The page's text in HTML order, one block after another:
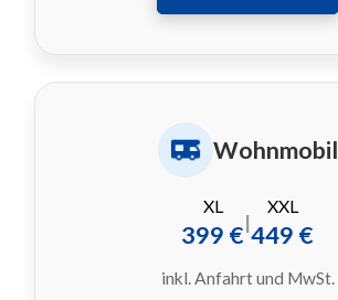
Wohnmobil
XL
399 €|
XXL
449 €
inkl. Anfahrt und MwSt.